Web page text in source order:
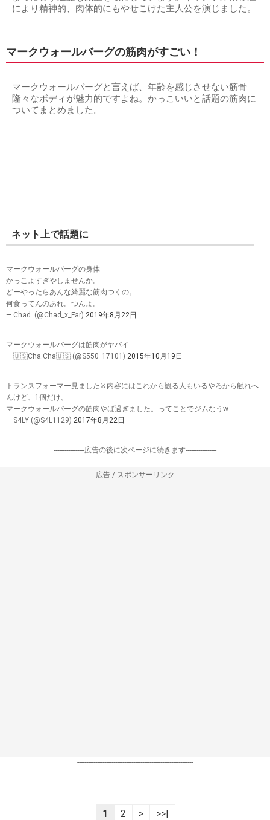
により精神的、肉体的にもやせこけた主人公を演じました。
マークウォールバーグの筋肉がすごい！
マークウォールバーグと言えば、年齢を感じさせない筋骨
隆々なボディが魅力的ですよね。かっこいいと話題の筋肉に
ついてまとめました。
ネット上で話題に
マークウォールバーグの身体
かっこよすぎやしませんか。
どーやったらあんな綺麗な筋肉つくの。
何食ってんのあれ。つんよ。
— Chad. (@Chad_x_Far) 2019年8月22日
マークウォールバーグは筋肉がヤバイ
— 🇺🇸Cha.Cha🇺🇸 (@S550_17101) 2015年10月19日
トランスフォーマー見ました⚔内容にはこれから観る人もいるやろから触れへ
んけど、1個だけ。
マークウォールバーグの筋肉やば過ぎました。ってことでジムなうw
— S4LY (@S4L1129) 2017年8月22日
-----------------広告の後に次ページに続きます-----------------
広告 / スポンサーリンク
----------------------------------------------------------------
1 2 > >>|